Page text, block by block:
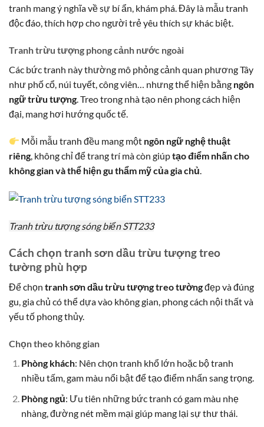
tranh mang ý nghĩa về sự bí ẩn, khám phá. Đây là mẫu tranh
độc đáo, thích hợp cho người trẻ yêu thích sự khác biệt.
Tranh trừu tượng phong cảnh nước ngoài
Các bức tranh này thường mô phỏng cảnh quan phương Tây
như phố cổ, núi tuyết, công viên… nhưng thể hiện bằng ngôn
ngữ trừu tượng. Treo trong nhà tạo nên phong cách hiện
đại, mang hơi hướng quốc tế.
Mỗi mẫu tranh đều mang một ngôn ngữ nghệ thuật
riêng, không chỉ để trang trí mà còn giúptạo điểm nhấn cho
không gian và thể hiện gu thẩm mỹ của gia chủ.
Tranh trừu tượng sóng biển STT233
Cách chọn tranh sơn dầu trừu tượng treo
tường phù hợp
Để chọn tranh sơn dầu trừu tượng treo tườngđẹp và đúng
gu, gia chủ có thể dựa vào không gian, phong cách nội thất và
yếu tố phong thủy.
Chọn theo không gian
Phòng khách: Nên chọn tranh khổ lớn hoặc bộ tranh
nhiều tấm, gam màu nổi bật để tạo điểm nhấn sang trọng.
Phòng ngủ: Ưu tiên những bức tranh có gam màu nhẹ
nhàng, đường nét mềm mại giúp mang lại sự thư thái.